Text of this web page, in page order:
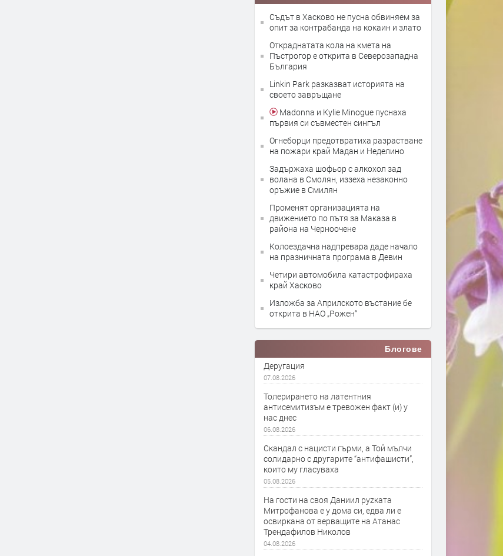
Съдът в Хасково не пусна обвиняем за
опит за контрабанда на кокаин и злато
Откраднатата кола на кмета на
Пъстрогор е открита в Северозападна
България
Linkin Park разказват историята на
своето завръщане
Madonna и Kylie Minogue пуснаха
първия си съвместен сингъл
Огнеборци предотвратиха разрастване
на пожари край Мадан и Неделино
Задържаха шофьор с алкохол зад
волана в Смолян, иззеха незаконно
оръжие в Смилян
Променят организацията на
движението по пътя за Маказа в
района на Черноочене
Колоездачна надпревара даде начало
на празничната програма в Девин
Четири автомобила катастрофираха
край Хасково
Изложба за Априлското въстание бе
открита в НАО „Рожен“
Блогове
Деругация
07.08.2026
Толерирането на латентния
антисемитизъм е тревожен факт (и) у
нас днес
06.08.2026
Скандал с нацисти гърми, а Той мълчи
солидарно с другарите “антифашисти”,
които му гласуваха
05.08.2026
На гости на своя Даниил руzката
Митрофанова е у дома си, едва ли е
освиркана от верващите на Атанас
Трендафилов Николов
04.08.2026